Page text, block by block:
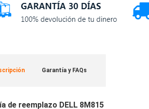
Garantía y FAQs
de reemplazo DELL 8M815